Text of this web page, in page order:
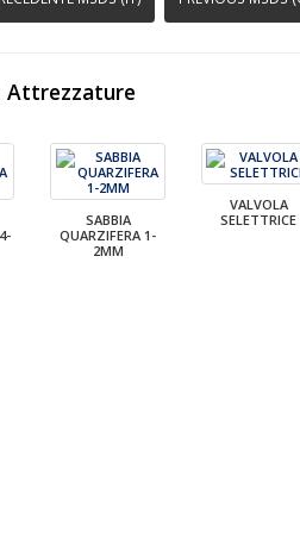
Attrezzature
SABBIA
QUARZIFERA 1-
2MM
VALVOLA
SELETTRICE